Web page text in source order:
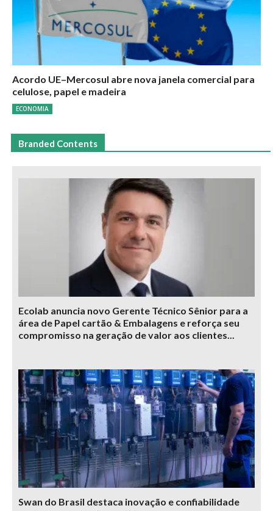
Acordo UE–Mercosul abre nova janela comercial para
celulose, papel e madeira
ECONOMIA
Branded Contents
Ecolab anuncia novo Gerente Técnico Sênior para a
área de Papel cartão & Embalagens e reforça seu
compromisso na geração de valor aos clientes...
Swan do Brasil destaca inovação e confiabilidade